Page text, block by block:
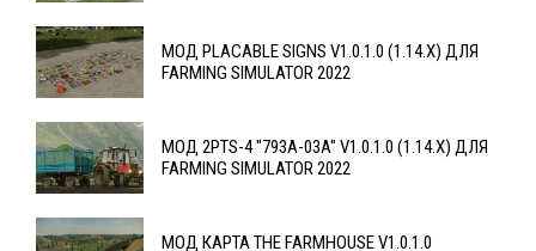
МОД PLACABLE SIGNS V1.0.1.0 (1.14.X) ДЛЯ
FARMING SIMULATOR 2022
МОД 2PTS-4 "793A-03A" V1.0.1.0 (1.14.X) ДЛЯ
FARMING SIMULATOR 2022
МОД КАРТА THE FARMHOUSE V1.0.1.0